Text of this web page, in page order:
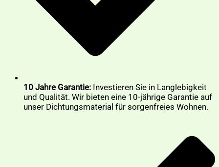
10 Jahre Garantie: Investieren Sie in Langlebigkeit
und Qualität. Wir bieten eine 10-jährige Garantie auf
unser Dichtungsmaterial für sorgenfreies Wohnen.